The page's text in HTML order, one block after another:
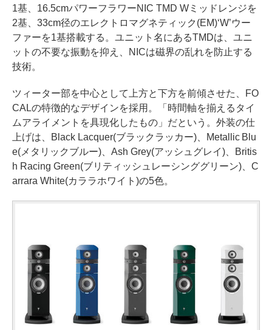
1基、16.5cmパワーフラワーNIC TMD Wミッドレンジを
2基、33cm径のエレクトロマグネティック(EM)‘W’ウー
ファーを1基搭載する。ユニット名にあるTMDは、ユニ
ットの不要な振動を抑え、NICは磁界の乱れを防止する
技術。
ツィーター部を中心として上方と下方を前傾させた、FO
CALの特徴的なデザインを採用。「時間軸を揃えるタイ
ムアライメントを具現化したもの」だという。外装の仕
上げは、Black Lacquer(ブラックラッカー)、Metallic Blu
e(メタリックブルー)、Ash Grey(アッシュグレイ)、Britis
h Racing Green(ブリティッシュレーシンググリーン)、C
arrara White(カララホワイト)の5色。